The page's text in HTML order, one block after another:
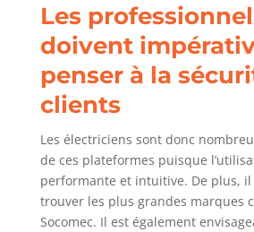
Les
doivent
penser à la
clients
Les électriciens sont donc
de ces plateformes puisque
performante et intuitive. De plus, il
trouver les plus grandes marques
Socomec. Il est également